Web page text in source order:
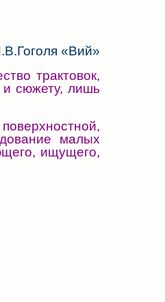
«Вий»
трактовок,
и сюжету, лишь
малых
ищущего,